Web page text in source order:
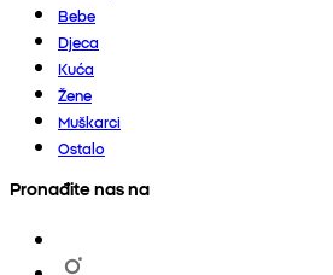
Bebe
Djeca
Kuća
Žene
Muškarci
Ostalo
Pronađite nas na